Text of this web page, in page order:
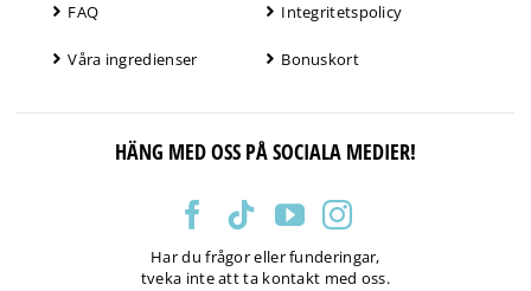
FAQ
Våra ingredienser
Integritetspolicy
Bonuskort
HÄNG MED OSS PÅ SOCIALA MEDIER!
Har du frågor eller funderingar,
tveka inte att ta kontakt med oss.